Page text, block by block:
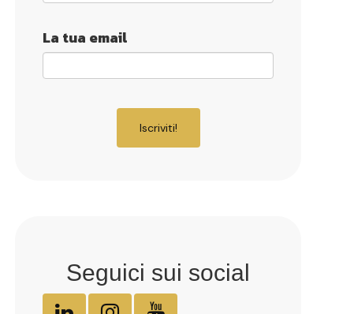
La tua email
Iscriviti!
Seguici sui social